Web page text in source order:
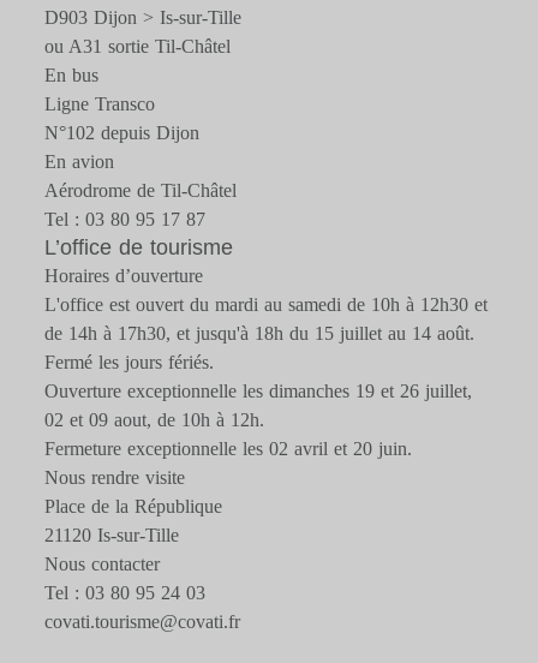
D903 Dijon > Is-sur-Tille
ou A31 sortie Til-Châtel
En bus
Ligne Transco
N°102 depuis Dijon
En avion
Aérodrome de Til-Châtel
Tel : 03 80 95 17 87
L’office de tourisme
Horaires d’ouverture
L'office est ouvert du mardi au samedi de 10h à 12h30 et
de 14h à 17h30, et jusqu'à 18h du 15 juillet au 14 août.
Fermé les jours fériés.
Ouverture exceptionnelle les dimanches 19 et 26 juillet,
02 et 09 aout, de 10h à 12h.
Fermeture exceptionnelle les 02 avril et 20 juin.
Nous rendre visite
Place de la République
21120 Is-sur-Tille
Nous contacter
Tel : 03 80 95 24 03
covati.tourisme@covati.fr